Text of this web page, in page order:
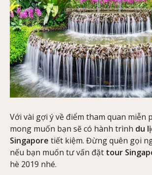
Với vài gợi ý về điểm tham quan miễn
mong muốn bạn sẽ có hành trình du
Singapore tiết kiệm. Đừng quên gọi
nếu bạn muốn tư vấn đặt tour
hè 2019 nhé.